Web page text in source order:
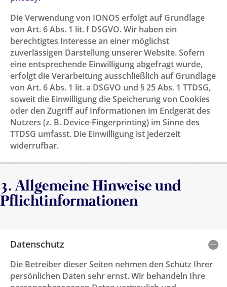
Die Verwendung von IONOS erfolgt auf Grundlage
von Art. 6 Abs. 1 lit. f DSGVO. Wir haben ein
berechtigtes Interesse an einer möglichst
zuverlässigen Darstellung unserer Website. Sofern
eine entsprechende Einwilligung abgefragt wurde,
erfolgt die Verarbeitung ausschließlich auf Grundlage
von Art. 6 Abs. 1 lit. a DSGVO und § 25 Abs. 1 TTDSG,
soweit die Einwilligung die Speicherung von Cookies
oder den Zugriff auf Informationen im Endgerät des
Nutzers (z. B. Device-Fingerprinting) im Sinne des
TTDSG umfasst. Die Einwilligung ist jederzeit
widerrufbar.
3. Allgemeine Hinweise und
Pflichtinformationen
Datenschutz
Die Betreiber dieser Seiten nehmen den Schutz Ihrer
persönlichen Daten sehr ernst. Wir behandeln Ihre